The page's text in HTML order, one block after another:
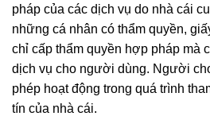
pháp của các dịch vụ do nhà cái
những cá nhân có thẩm quyền,
chỉ cấp thẩm quyền hợp pháp mà
dịch vụ cho người dùng. Người
phép hoạt động trong quá trình
tín của nhà cái.